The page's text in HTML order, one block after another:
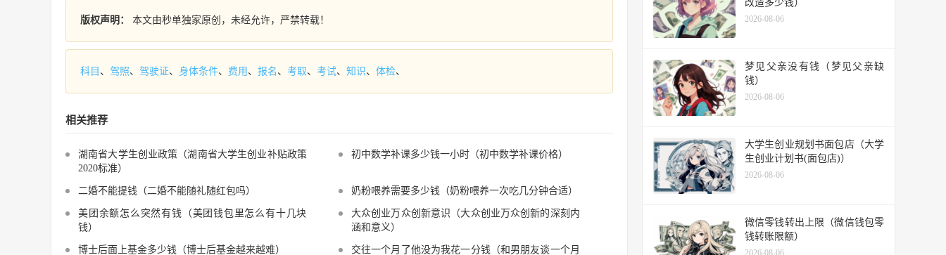
版权声明： 本文由秒单独家原创，未经允许，严禁转载！
科目 、 驾照、 驾驶证、 身体条件、 费用 、 报名 、 考取、 考试、 知识、 体检、
相关推荐
湖南省大学生创业政策（湖南省大学生创业补贴政策
2020标准）
初中数学补课多少钱一小时（初中数学补课价格）
二婚不能提钱（二婚不能随礼随红包吗） 奶粉喂养需要多少钱（奶粉喂养一次吃几分钟合适）
美团余额怎么突然有钱（美团钱包里怎么有十几块
钱）
大众创业万众创新意识（大众创业万众创新的深刻内
涵和意义）
博士后面上基金多少钱（博士后基金越来越难）
交往一个月了他没为我花一分钱（和男朋友谈一个月
改造多少钱）
2026-08-06
梦见父亲没有钱（梦见父亲缺
钱）
2026-08-06
大学生创业规划书面包店（大学
生创业计划书(面包店)）
2026-08-06
微信零钱转出上限（微信钱包零
钱转账限额）
2026-08-06